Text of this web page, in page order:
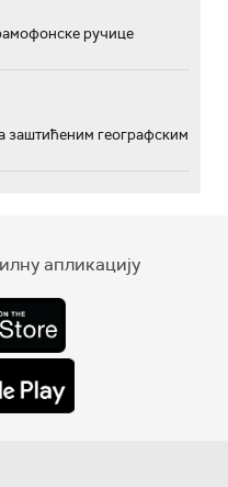
ручице
заштићеним географским
апликацију